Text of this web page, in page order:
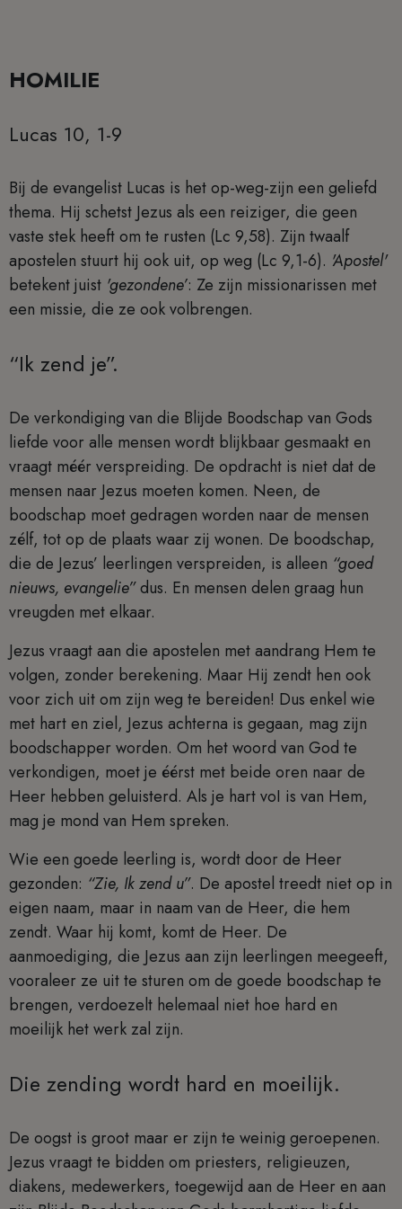
HOMILIE
Lucas 10, 1-9
Bij de evangelist Lucas is het op-weg-zijn een geliefd
thema. Hij schetst Jezus als een reiziger, die geen
vaste stek heeft om te rusten (Lc 9,58). Zijn twaalf
apostelen stuurt hij ook uit, op weg (Lc 9,1-6). 'Apostel'
betekent juist 'gezondene’: Ze zijn missionarissen met
een missie, die ze ook volbrengen.
“Ik zend je”.
De verkondiging van die Blijde Boodschap van Gods
liefde voor alle mensen wordt blijkbaar gesmaakt en
vraagt méér verspreiding. De opdracht is niet dat de
mensen naar Jezus moeten komen. Neen, de
boodschap moet gedragen worden naar de mensen
zélf, tot op de plaats waar zij wonen. De boodschap,
die de Jezus’ leerlingen verspreiden, is alleen “goed
nieuws, evangelie”dus. En mensen delen graag hun
vreugden met elkaar.
Jezus vraagt aan die apostelen met aandrang Hem te
volgen, zonder berekening. Maar Hij zendt hen ook
voor zich uit om zijn weg te bereiden! Dus enkel wie
met hart en ziel, Jezus achterna is gegaan, mag zijn
boodschapper worden. Om het woord van God te
verkondigen, moet je éérst met beide oren naar de
Heer hebben geluisterd. Als je hart voI is van Hem,
mag je mond van Hem spreken.
Wie een goede leerling is, wordt door de Heer
gezonden: “Zie, Ik zend u”. De apostel treedt niet op in
eigen naam, maar in naam van de Heer, die hem
zendt. Waar hij komt, komt de Heer. De
aanmoediging, die Jezus aan zijn leerlingen meegeeft,
vooraleer ze uit te sturen om de goede boodschap te
brengen, verdoezelt helemaal niet hoe hard en
moeilijk het werk zal zijn.
Die zending wordt hard en moeilijk.
De oogst is groot maar er zijn te weinig geroepenen.
Jezus vraagt te bidden om priesters, religieuzen,
diakens, medewerkers, toegewijd aan de Heer en aan